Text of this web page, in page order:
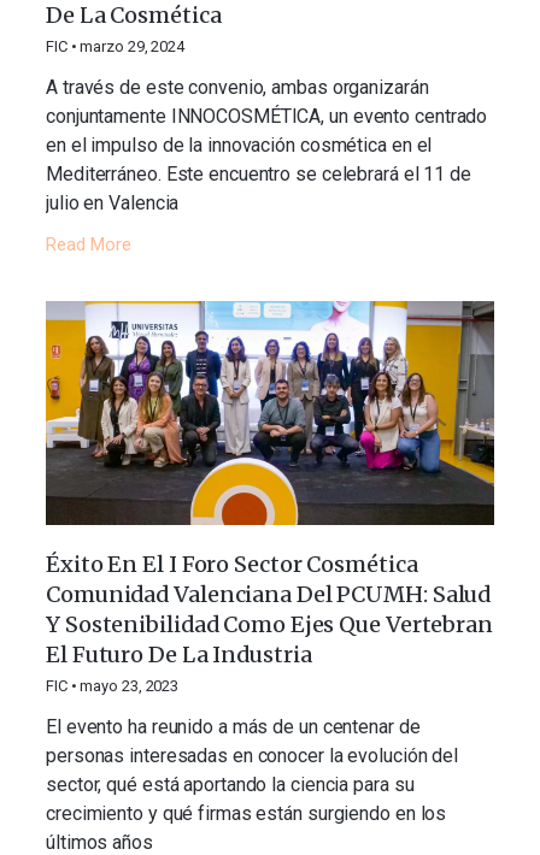
De La Cosmética
FIC marzo 29, 2024
A través de este convenio, ambas organizarán
conjuntamente INNOCOSMÉTICA, un evento centrado
en el impulso de la innovación cosmética en el
Mediterráneo. Este encuentro se celebrará el 11 de
julio en Valencia
Read More
Éxito En El I Foro Sector Cosmética
Comunidad Valenciana Del PCUMH: Salud
Y Sostenibilidad Como Ejes Que Vertebran
El Futuro De La Industria
FIC mayo 23, 2023
El evento ha reunido a más de un centenar de
personas interesadas en conocer la evolución del
sector, qué está aportando la ciencia para su
crecimiento y qué firmas están surgiendo en los
últimos años